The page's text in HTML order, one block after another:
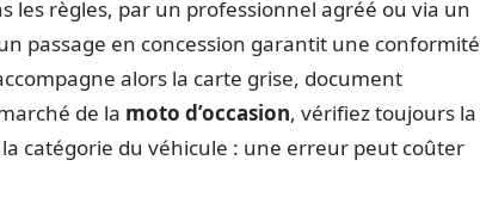
les règles, par un professionnel agréé ou via un
passage en concession garantit une conformité
alors la carte grise, document
de la moto d’occasion, vérifiez toujours la
catégorie du véhicule : une erreur peut coûter